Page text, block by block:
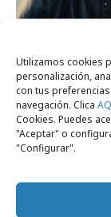
Utilizamos cookies
personalización,
con tus
navegación. Clica
Cookies. Puedes
"Aceptar" o
"Configurar".
martes, 7 de julio
Marc
campaña